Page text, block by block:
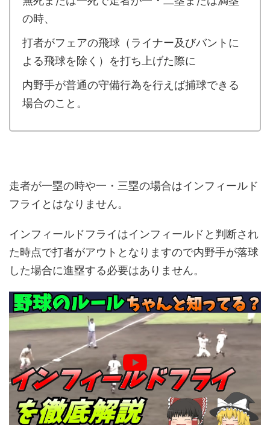
の時、
打者がフェアの飛球（ライナー及びバントに
よる飛球を除く）を打ち上げた際に
内野手が普通の守備行為を行えば捕球できる
場合のこと。
走者が一塁の時や一 ・三塁の場合はインフィールド
フライとはなりません。
インフィールドフライはインフィールドと判断され
た時点で打者がアウトとなりますので内野手が落球
した場合に進塁する必要はありません。